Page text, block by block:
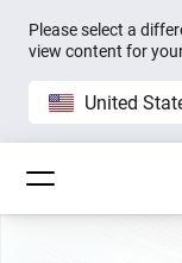
Please select a
view content for
United